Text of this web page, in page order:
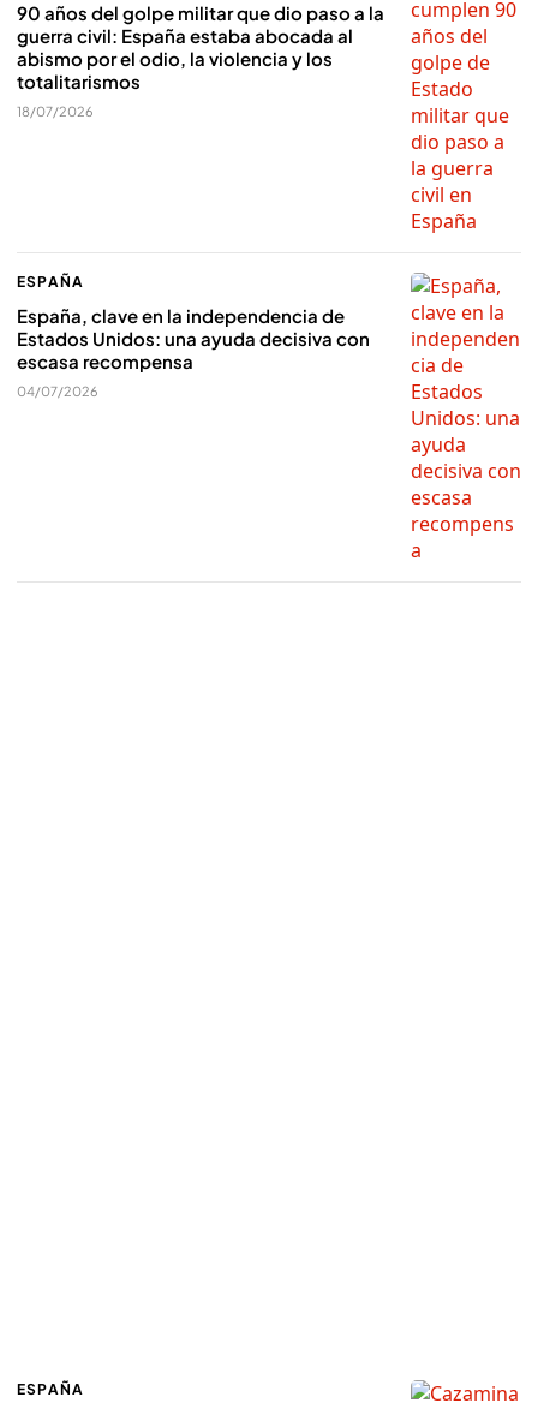
90 años del golpe militar que dio paso a la
guerra civil: España estaba abocada al
abismo por el odio, la violencia y los
totalitarismos
18/07/2026
ESPAÑA
España, clave en la independencia de
Estados Unidos: una ayuda decisiva con
escasa recompensa
04/07/2026
ESPAÑA